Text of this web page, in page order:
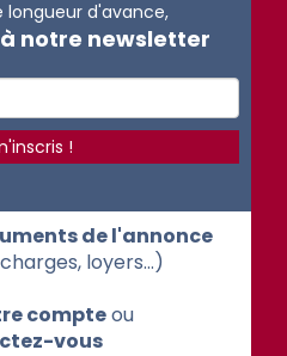
longueur d'avance,
notre newsletter
de l'annonce
loyers...)
compteou
vous